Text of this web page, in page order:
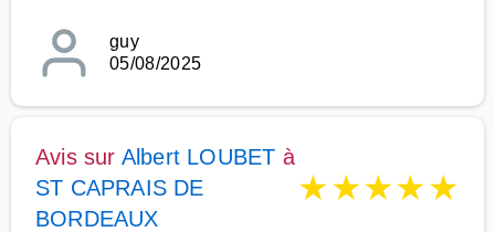
guy
05/08/2025
Avis sur Albert LOUBET à
ST CAPRAIS DE
BORDEAUX
★★★★★